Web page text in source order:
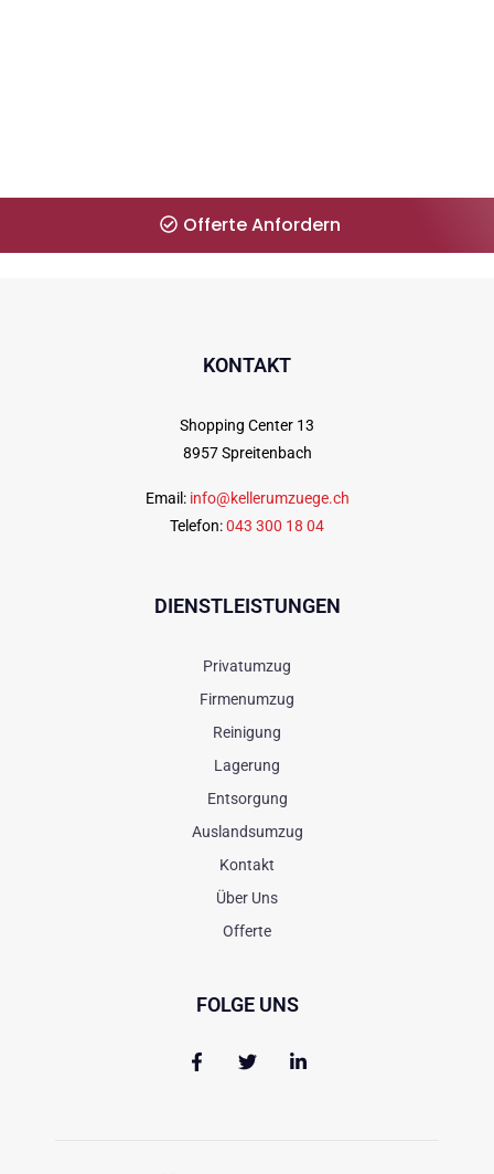
Offerte Anfordern
KONTAKT
Shopping Center 13
8957 Spreitenbach
Email: info@kellerumzuege.ch
Telefon:043 300 18 04
DIENSTLEISTUNGEN
Privatumzug
Firmenumzug
Reinigung
Lagerung
Entsorgung
Auslandsumzug
Kontakt
Über Uns
Offerte
FOLGE UNS